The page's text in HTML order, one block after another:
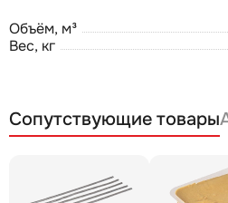
Объём, м³
Вес, кг
Сопутствующие товары